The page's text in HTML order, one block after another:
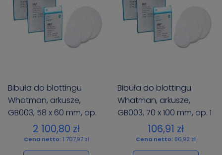
Bibuła do blottingu
Whatman, arkusze,
GB003, 58 x 60 mm, op.
2 100,80 zł
Cena netto: 1 707,97 zł
Bibuła do blottingu
Whatman, arkusze,
GB003, 70 x 100 mm, op. 1
106,91 zł
Cena netto: 86,92 zł